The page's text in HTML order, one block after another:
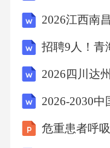
的生产活动，A项
少二氧化碳排放
除自身活动对环
项，细水长流比
误;D项，围海造
故选B。
危重患者呼